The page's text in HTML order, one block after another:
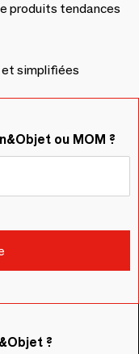
produits tendances
simplifiées
ou MOM ?
?